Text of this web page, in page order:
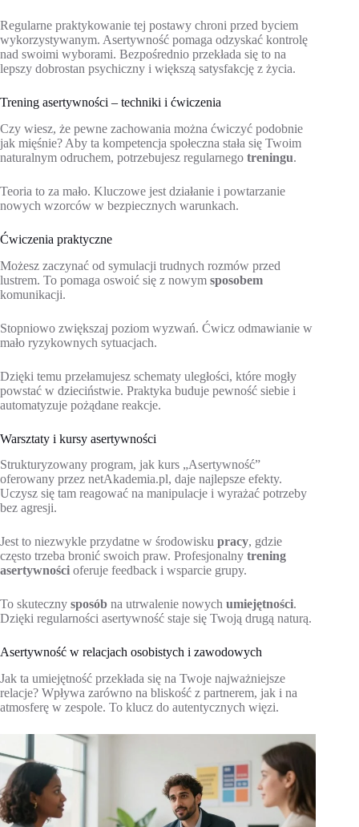
Regularne praktykowanie tej postawy chroni przed byciem
wykorzystywanym. Asertywność pomaga odzyskać kontrolę
nad swoimi wyborami. Bezpośrednio przekłada się to na
lepszy dobrostan psychiczny i większą satysfakcję z życia.
Trening asertywności – techniki i ćwiczenia
Czy wiesz, że pewne zachowania można ćwiczyć podobnie
jak mięśnie? Aby ta kompetencja społeczna stała się Twoim
naturalnym odruchem, potrzebujesz regularnego treningu.
Teoria to za mało. Kluczowe jest działanie i powtarzanie
nowych wzorców w bezpiecznych warunkach.
Ćwiczenia praktyczne
Możesz zaczynać od symulacji trudnych rozmów przed
lustrem. To pomaga oswoić się z nowym sposobem
komunikacji.
Stopniowo zwiększaj poziom wyzwań. Ćwicz odmawianie w
mało ryzykownych sytuacjach.
Dzięki temu przełamujesz schematy uległości, które mogły
powstać w dzieciństwie. Praktyka buduje pewność siebie i
automatyzuje pożądane reakcje.
Warsztaty i kursy asertywności
Strukturyzowany program, jak kurs „Asertywność”
oferowany przez netAkademia.pl, daje najlepsze efekty.
Uczysz się tam reagować na manipulacje i wyrażać potrzeby
bez agresji.
Jest to niezwykle przydatne w środowisku pracy, gdzie
często trzeba bronić swoich praw. Profesjonalny trening
asertywności oferuje feedback i wsparcie grupy.
To skuteczny sposób na utrwalenie nowych umiejętności.
Dzięki regularności asertywność staje się Twoją drugą naturą.
Asertywność w relacjach osobistych i zawodowych
Jak ta umiejętność przekłada się na Twoje najważniejsze
relacje? Wpływa zarówno na bliskość z partnerem, jak i na
atmosferę w zespole. To klucz do autentycznych więzi.